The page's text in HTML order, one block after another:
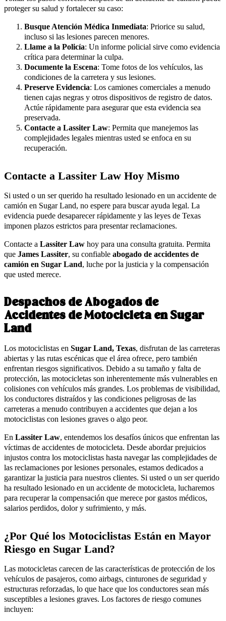
proteger su salud y fortalecer su caso:
Busque Atención Médica Inmediata: Priorice su salud,
incluso si las lesiones parecen menores.
Llame a la Policía: Un informe policial sirve como evidencia
crítica para determinar la culpa.
Documente la Escena: Tome fotos de los vehículos, las
condiciones de la carretera y sus lesiones.
Preserve Evidencia: Los camiones comerciales a menudo
tienen cajas negras y otros dispositivos de registro de datos.
Actúe rápidamente para asegurar que esta evidencia sea
preservada.
Contacte a Lassiter Law: Permita que manejemos las
complejidades legales mientras usted se enfoca en su
recuperación.
Contacte a Lassiter Law Hoy Mismo
Si usted o un ser querido ha resultado lesionado en un accidente de
camión en Sugar Land, no espere para buscar ayuda legal. La
evidencia puede desaparecer rápidamente y las leyes de Texas
imponen plazos estrictos para presentar reclamaciones.
Contacte a Lassiter Law hoy para una consulta gratuita. Permita
que James Lassiter, su confiable abogado de accidentes de
camión en Sugar Land, luche por la justicia y la compensación
que usted merece.
Despachos de Abogados de
Accidentes de Motocicleta en Sugar
Land
Los motociclistas en Sugar Land, Texas, disfrutan de las carreteras
abiertas y las rutas escénicas que el área ofrece, pero también
enfrentan riesgos significativos. Debido a su tamaño y falta de
protección, las motocicletas son inherentemente más vulnerables en
colisiones con vehículos más grandes. Los problemas de visibilidad,
los conductores distraídos y las condiciones peligrosas de las
carreteras a menudo contribuyen a accidentes que dejan a los
motociclistas con lesiones graves o algo peor.
En Lassiter Law, entendemos los desafíos únicos que enfrentan las
víctimas de accidentes de motocicleta. Desde abordar prejuicios
injustos contra los motociclistas hasta navegar las complejidades de
las reclamaciones por lesiones personales, estamos dedicados a
garantizar la justicia para nuestros clientes. Si usted o un ser querido
ha resultado lesionado en un accidente de motocicleta, lucharemos
para recuperar la compensación que merece por gastos médicos,
salarios perdidos, dolor y sufrimiento, y más.
¿Por Qué los Motociclistas Están en Mayor
Riesgo en Sugar Land?
Las motocicletas carecen de las características de protección de los
vehículos de pasajeros, como airbags, cinturones de seguridad y
estructuras reforzadas, lo que hace que los conductores sean más
susceptibles a lesiones graves. Los factores de riesgo comunes
incluyen: